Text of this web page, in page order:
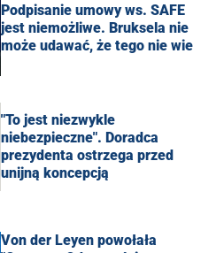
Podpisanie umowy ws. SAFE
jest niemożliwe. Bruksela nie
może udawać, że tego nie wie
"To jest niezwykle
niebezpieczne". Doradca
prezydenta ostrzega przed
unijną koncepcją
Von der Leyen powołała